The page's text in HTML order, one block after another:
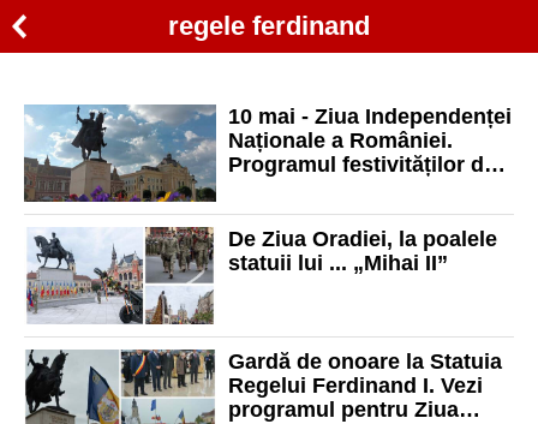
regele ferdinand
10 mai - Ziua Independenței
Naționale a României.
Programul festivităților de
De Ziua Oradiei, la poalele
statuii lui ... „Mihai II”
Gardă de onoare la Statuia
Regelui Ferdinand I. Vezi
programul pentru Ziua